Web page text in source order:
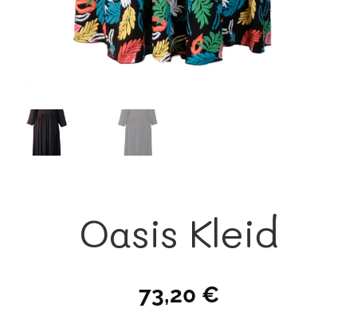
Oasis Kleid
73,20 €